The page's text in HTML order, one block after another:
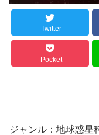
Twitter
Pocket
ジャンル：地球惑星